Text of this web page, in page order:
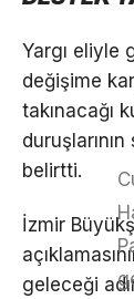
Yargı eliyle
değişime
takınacağı
belirtti.
İzmir
geleceği